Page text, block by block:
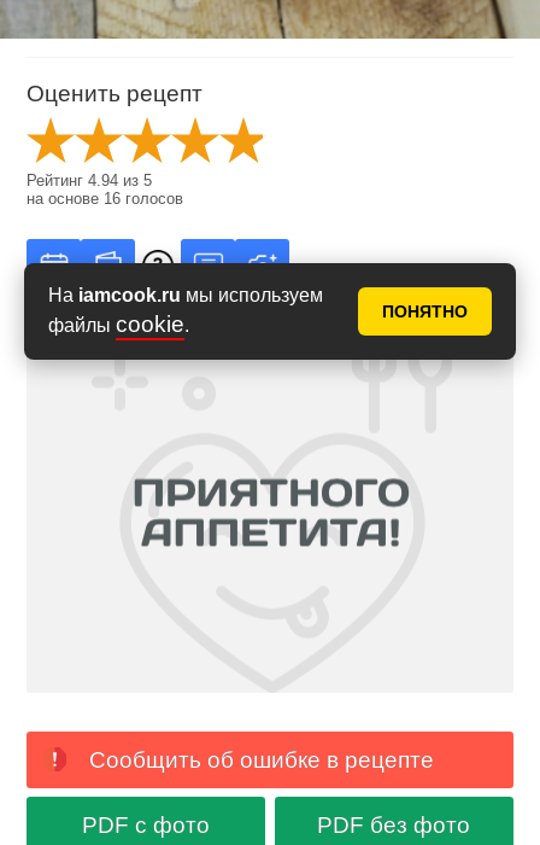
На iamcook.ru мы используем
файлы cookie.
ПОНЯТНО
Оценить рецепт
Рейтинг4.94 из5
на основе 16 голосов
Сообщить об ошибке в рецепте
PDF с фото PDF без фото